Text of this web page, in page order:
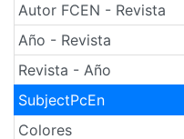
Autor FCEN - Revista
Año - Revista
Revista - Año
SubjectPcEn
Colores